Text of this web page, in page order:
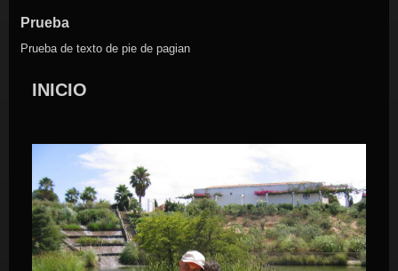
Prueba
Prueba de texto de pie de pagian
INICIO